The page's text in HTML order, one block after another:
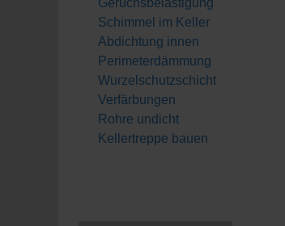
Schimmel im Keller
Abdichtung innen
Perimeterdämmung
Wurzelschutzschicht
Verfärbungen
Rohre undicht
Kellertreppe bauen